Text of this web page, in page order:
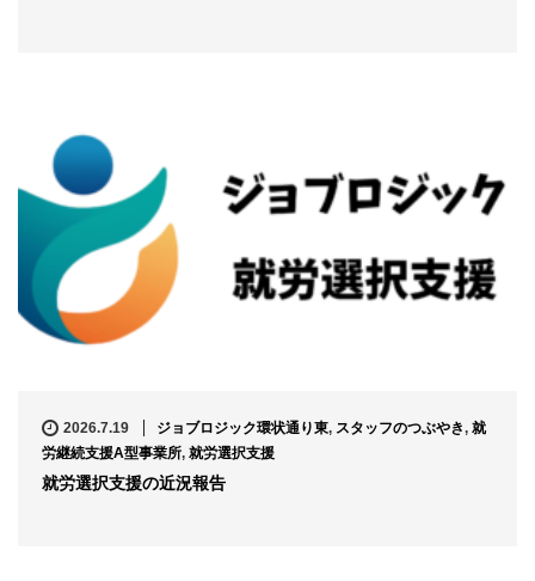
2026.7.19 ジョブロジック環状通り東, スタッフのつぶやき, 就
労継続支援A型事業所, 就労選択支援
就労選択支援の近況報告